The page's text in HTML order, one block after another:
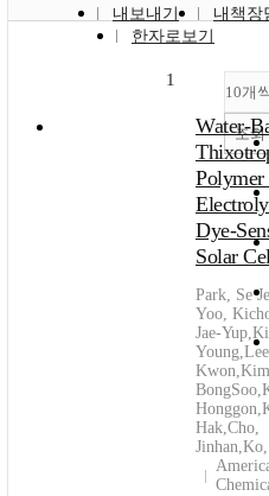
내보내기
내책장
한자로보기
10개
조회
1
Water-
Polymer
Dye-
Solar
Park, Se
Yoo,
Jae-
Hak,Cho,